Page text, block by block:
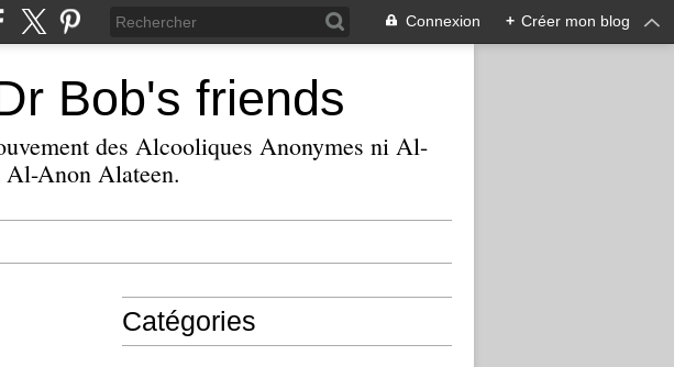
Connexion + Créer mon blog
Bob's friends
des Alcooliques Anonymes ni Al-
Anon Alateen.
Catégories